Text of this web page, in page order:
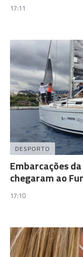
17:11
DESPORTO
Embarcações
chegaram ao
17:10